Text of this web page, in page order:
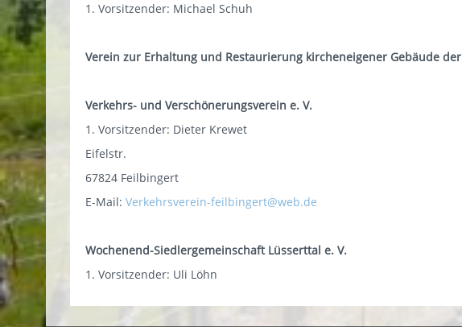
1. Vorsitzender: Michael Schuh
Verein zur Erhaltung und Restaurierung kircheneigener Gebäude der
Verkehrs- und Verschönerungsverein e. V.
1. Vorsitzender: Dieter Krewet
Eifelstr.
67824 Feilbingert
E-Mail: Verkehrsverein-feilbingert@web.de
Wochenend-Siedlergemeinschaft Lüsserttal e. V.
1. Vorsitzender: Uli Löhn